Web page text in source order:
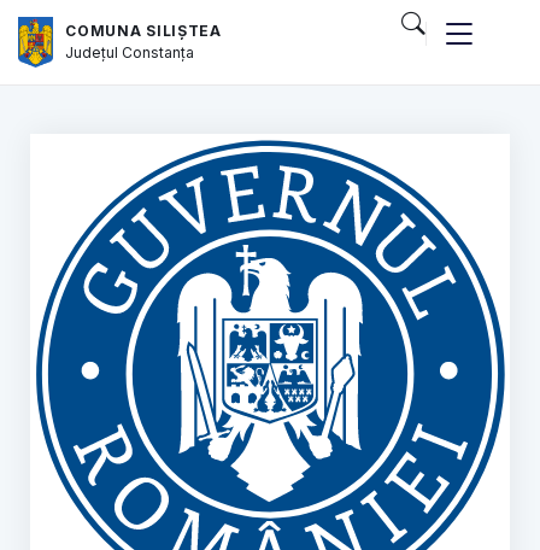
COMUNA SILIȘTEA
JudețulConstanța